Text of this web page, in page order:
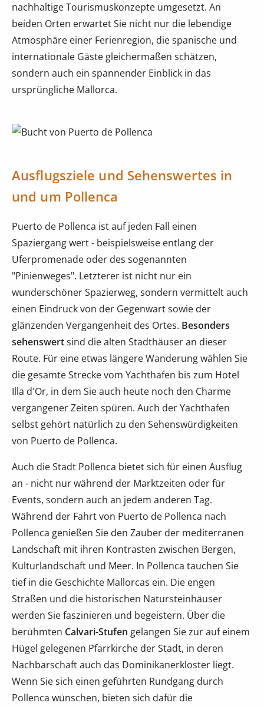
nachhaltige Tourismuskonzepte umgesetzt. An
beiden Orten erwartet Sie nicht nur die lebendige
Atmosphäre einer Ferienregion, die spanische und
internationale Gäste gleichermaßen schätzen,
sondern auch ein spannender Einblick in das
ursprüngliche Mallorca.
Ausflugsziele und Sehenswertes in
und um Pollenca
Puerto de Pollenca ist auf jeden Fall einen
Spaziergang wert - beispielsweise entlang der
Uferpromenade oder des sogenannten
"Pinienweges". Letzterer ist nicht nur ein
wunderschöner Spazierweg, sondern vermittelt auch
einen Eindruck von der Gegenwart sowie der
glänzenden Vergangenheit des Ortes. Besonders
sehenswertsind die alten Stadthäuser an dieser
Route. Für eine etwas längere Wanderung wählen Sie
die gesamte Strecke vom Yachthafen bis zum Hotel
Illa d'Or, in dem Sie auch heute noch den Charme
vergangener Zeiten spüren. Auch der Yachthafen
selbst gehört natürlich zu den Sehenswürdigkeiten
von Puerto de Pollenca.
Auch die Stadt Pollenca bietet sich für einen Ausflug
an - nicht nur während der Marktzeiten oder für
Events, sondern auch an jedem anderen Tag.
Während der Fahrt von Puerto de Pollenca nach
Pollenca genießen Sie den Zauber der mediterranen
Landschaft mit ihren Kontrasten zwischen Bergen,
Kulturlandschaft und Meer. In Pollenca tauchen Sie
tief in die Geschichte Mallorcas ein. Die engen
Straßen und die historischen Natursteinhäuser
werden Sie faszinieren und begeistern. Über die
berühmten Calvari-Stufen gelangen Sie zur auf einem
Hügel gelegenen Pfarrkirche der Stadt, in deren
Nachbarschaft auch das Dominikanerkloster liegt.
Wenn Sie sich einen geführten Rundgang durch
Pollenca wünschen, bieten sich dafür die